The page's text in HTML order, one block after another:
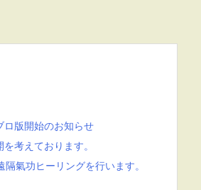
版開始のお知らせ
考えております。
氣功ヒーリングを行います。